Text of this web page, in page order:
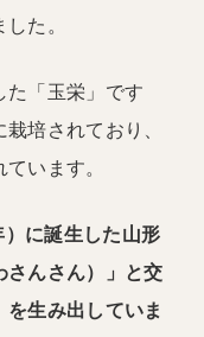
た。
た「玉栄」です
培されており、
います。
に誕生した山形
さんさん）」と交
生み出していま